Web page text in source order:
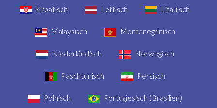
Kroatisch Lettisch Litauisch
Malaysisch Montenegrinisch
Niederländisch Norwegisch
Paschtunisch Persisch
Polnisch Portugiesisch (Brasilien)